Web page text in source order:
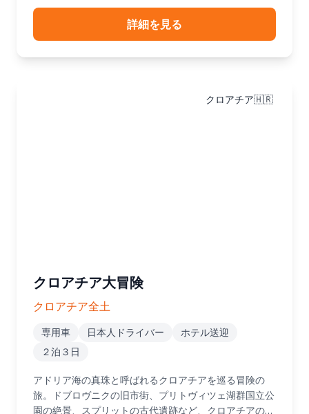
詳細を見る
クロアチア🇭🇷
クロアチア大冒険
クロアチア全土
専用車 日本人ドライバー
ホテル送迎
２泊３日
アドリア海の真珠と呼ばれるクロアチアを巡る冒険の
旅。ドブロヴニクの旧市街、プリトヴィツェ湖群国立公
園の絶景、スプリットの古代遺跡など、クロアチアの魅